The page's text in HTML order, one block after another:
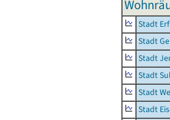
Stadt
Stadt
Stadt
Stadt
Stadt
Stadt